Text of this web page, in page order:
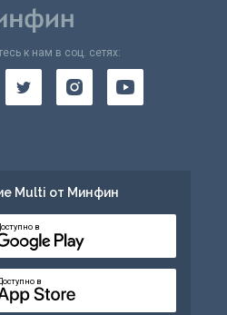
к нам в соц. сетях:
Multi от Минфин
в
в